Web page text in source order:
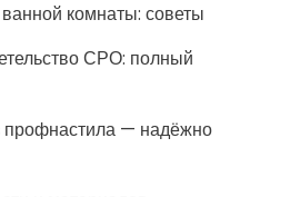
комнаты: советы
СРО: полный
профнастила — надёжно